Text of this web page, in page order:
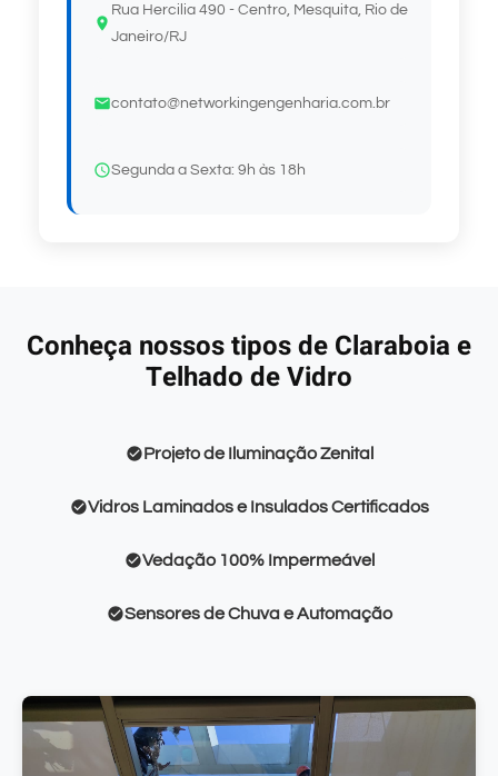
Rua Hercilia 490 - Centro, Mesquita, Rio de
Janeiro/RJ
contato@networkingengenharia.com.br
Segunda a Sexta: 9h às 18h
Conheça nossos tipos de Claraboia e
Telhado de Vidro
Projeto de Iluminação Zenital
Vidros Laminados e Insulados Certificados
Vedação 100% Impermeável
Sensores de Chuva e Automação